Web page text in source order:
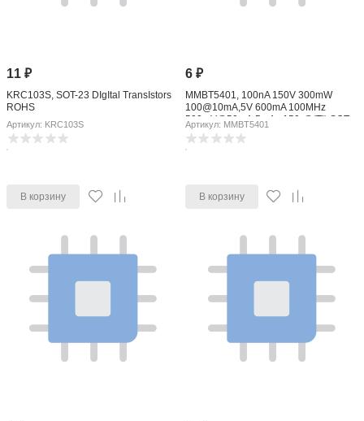
11₽
KRC103S, SOT-23 DIgItal TransIstors
ROHS
Артикул: KRC103S
В корзину
6 ₽
MMBT5401, 100nA 150V 300mW
100@10mA,5V 600mA 100MHz
500mV@50mA,5mA +150-@(Tj) SOT-
23 Bipolar Transistors - BJT ROHS
Артикул: MMBT5401
В корзину